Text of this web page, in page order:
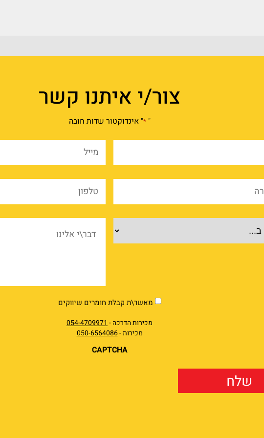
צור/י איתנו קשר
"
*" אינדוקטור שדות חובה
שם
שם
מוצרים
market
מאשר\ת קבלת חומרים שיווקים
מכירות הדרכה - 054-4709971
מכירות -050-6564086
CAPTCHA